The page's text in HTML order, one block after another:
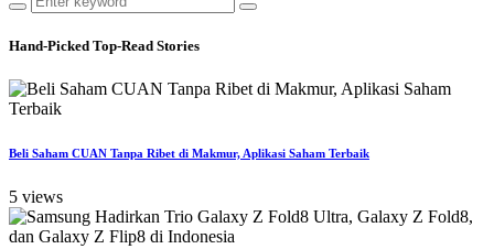
Hand-Picked Top-Read Stories
Beli Saham CUAN Tanpa Ribet di Makmur, Aplikasi Saham Terbaik
5 views